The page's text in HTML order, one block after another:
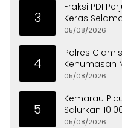
3
Fraksi PDI
Keras
Tangsel
05/08/2026
4
Polres
Kehumasan
Polda Jabar
05/08/2026
5
Kemarau
Salurkan
Binangun
05/08/2026